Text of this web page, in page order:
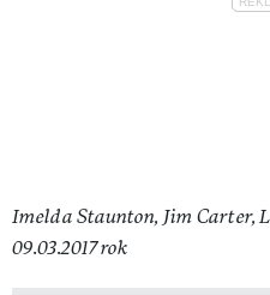
Imelda Staunton, Jim Carter,
09.03.2017 rok